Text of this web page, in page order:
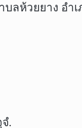
ห้วยยาง อำเ
.